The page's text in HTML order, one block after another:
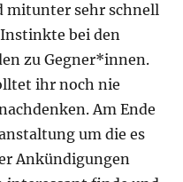
mitunter sehr schnell
bei den
zu Gegner*innen.
ihr noch nie
Am Ende
um die es
Ankündigungen